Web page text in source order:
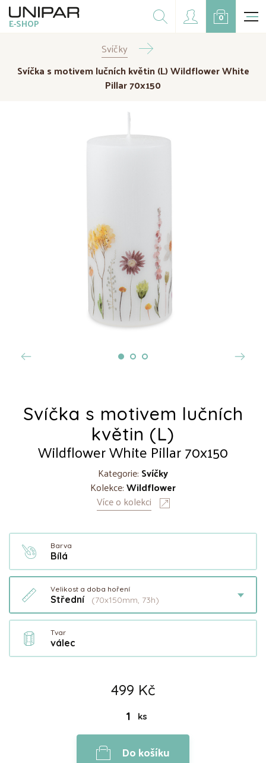
E-SHOP
Dárkové balíčky
Doplňky
Doprodej
Kampaně
CZK EUR
0
Svíčky
Svíčka s motivem lučních květin (L) Wildflower White
Pillar 70x150
Svíčka s motivem lučních
květin (L)
Wildflower White Pillar 70x150
Kategorie: Svíčky
Kolekce:Wildflower
Více o kolekci
Barva
Bílá
Velikost a doba hoření
Střední (70x150mm, 73h)
Tvar
válec
499 Kč
ks
Do košíku